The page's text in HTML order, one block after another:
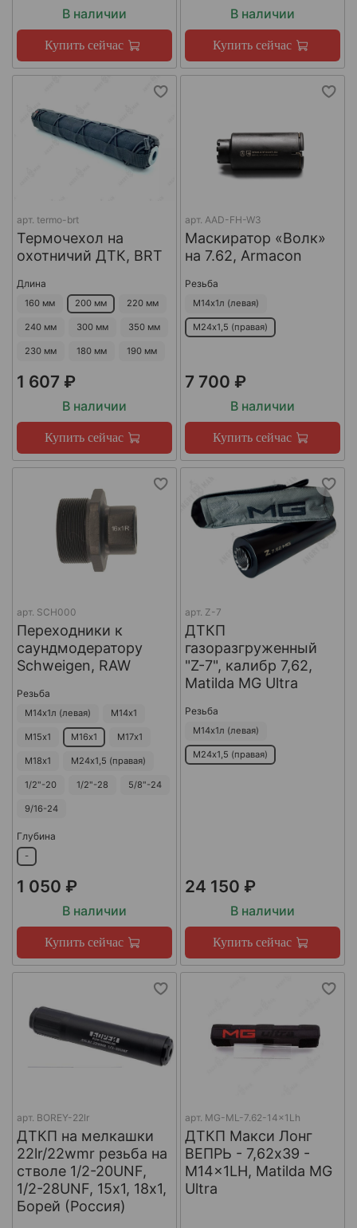
В наличии
Купить сейчас
В наличии
Купить сейчас
арт. termo-brt
Термочехол на
охотничий ДТК, BRT
Длина
160 мм 200 мм 220 мм
240 мм 300 мм 350 мм
230 мм 180 мм 190 мм
1 607 ₽
В наличии
Купить сейчас
арт. AAD-FH-W3
Маскиратор «Волк»
на 7.62, Armacon
Резьба
М14х1л (левая)
М24х1,5 (правая)
7 700 ₽
В наличии
Купить сейчас
арт. SCH000
Переходники к
саундмодератору
Schweigen, RAW
Резьба
М14х1л (левая) М14х1
М15х1 М16х1 М17х1
М18х1 М24х1,5 (правая)
1/2"-20 1/2"-28 5/8"-24
9/16-24
Глубина
-
1 050 ₽
В наличии
Купить сейчас
арт. Z-7
ДТКП
газоразгруженный
"Z-7", калибр 7,62,
Matilda MG Ultra
Резьба
М14х1л (левая)
М24х1,5 (правая)
24 150 ₽
В наличии
Купить сейчас
арт. BOREY-22lr
ДТКП на мелкашки
22lr/22wmr резьба на
стволе 1/2-20UNF,
1/2-28UNF, 15х1, 18х1,
Борей (Россия)
арт. MG-ML-7.62-14x1Lh
ДТКП Макси Лонг
ВЕПРЬ - 7,62x39 -
M14x1LH, Matilda MG
Ultra